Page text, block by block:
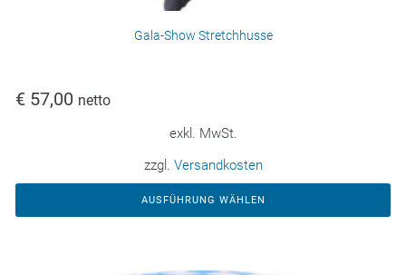
Gala-Show Stretchhusse
€ 57,00 netto
exkl. MwSt.
zzgl. Versandkosten
AUSFÜHRUNG WÄHLEN